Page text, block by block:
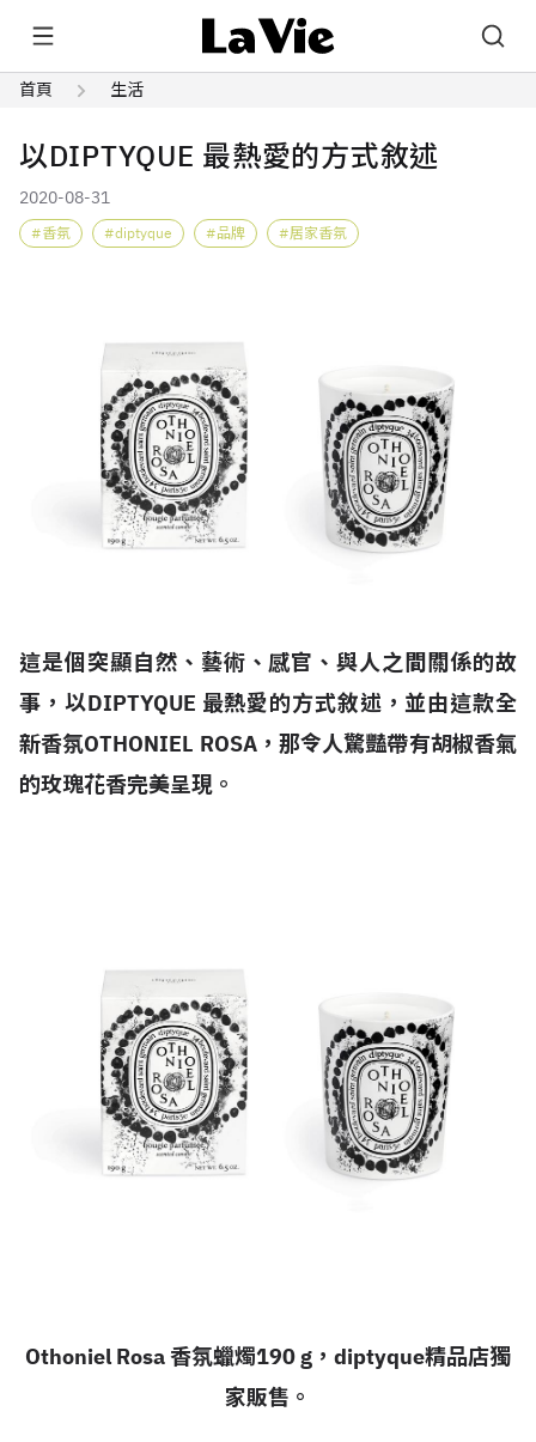
首頁 生活
以DIPTYQUE 最熱愛的方式敘述
2020-08-31
香氛 diptyque 品牌 居家香氛
這是個突顯自然、藝術、感官、與人之間關係的故
事，以DIPTYQUE 最熱愛的方式敘述，並由這款全
新香氛OTHONIEL ROSA，那令人驚豔帶有胡椒香氣
的玫瑰花香完美呈現。
Othoniel Rosa 香氛蠟燭190 g，diptyque精品店獨
家販售。